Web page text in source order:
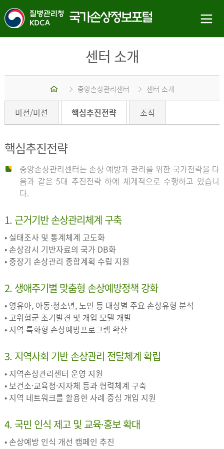
센터 소개
중앙손상관리센터 센터 소개
비전/미션 핵심추진전략 조직
핵심추진전략
중앙손상관리센터는 손상 예방과 관리를 위한 국가전략을 다
음과 같은 5대 추진전략 하에 체계적으로 수행하고 있습니
다.
1. 근거기반 손상관리체계 구축
• 실태조사 및 통계체계 고도화
• 손상감시 기반자료의 국가 DB화
• 중장기 손상관리 종합계획 수립 지원
2. 생애주기별 맞춤형 손상예방정책 강화
• 영유아, 아동·청소년, 노인 등 대상별 주요 손상유형 분석
• 고위험군 조기발견 및 개입 모델 개발
• 지역 특화형 손상예방프로그램 확산
3. 지역사회 기반 손상관리 전달체계 확립
• 지역손상관리센터 운영 지원
• 보건소·교육청·지자체 등과 협력체계 구축
• 지역 네트워크를 활용한 사례 중심 개입 지원
4. 국민 인식 제고 및 교육·홍보 확대
• 손상예방 인식 개선 캠페인 추진